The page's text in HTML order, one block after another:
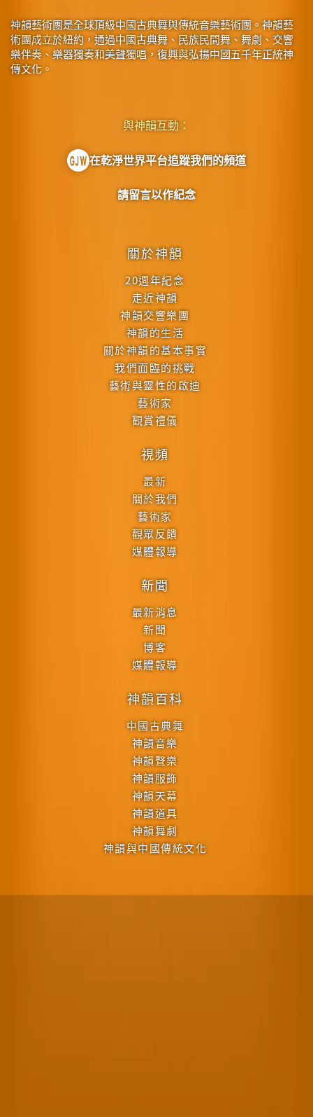
神韻藝術團是全球頂級中國古典舞與傳統音樂藝術團。神韻藝
術團成立於紐約，通過中國古典舞、民族民間舞、舞劇、交響
樂伴奏、樂器獨奏和美聲獨唱，復興與弘揚中國五千年正統神
傳文化。
關於神韻
20週年紀念
走近神韻
神韻交響樂團
神韻的生活
關於神韻的基本事實
我們面臨的挑戰
藝術與靈性的啟迪
藝術家
觀賞禮儀
視頻
最新
關於我們
藝術家
觀眾反饋
媒體報導
新聞
最新消息
新聞
博客
媒體報導
神韻百科
中國古典舞
神韻音樂
神韻聲樂
神韻服飾
神韻天幕
神韻道具
神韻舞劇
神韻與中國傳統文化
與神韻互動：
在乾淨世界平台追蹤我們的頻道
請留言以作紀念